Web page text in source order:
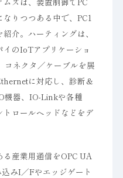
りつつある中で、PC1
介。ハーティングは、
のIoTアプリケーショ
コネクタ／ケーブルを展
に対応し、診断＆
機器、IO-Linkや各種
ロールヘッドなどをデ
る産業用通信をOPC UA
みI／Fやエッジゲート